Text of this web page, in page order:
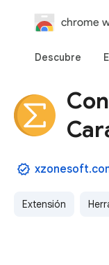
chrome
Descubre
Extensión